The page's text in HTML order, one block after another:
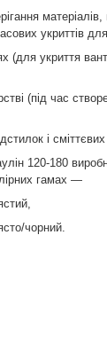
матеріалів,
укриттів
(для укриття
(під час
і
120-180
гамах —
чорний.